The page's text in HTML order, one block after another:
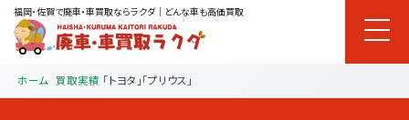
福岡・佐賀で廃車・車買取ならラクダ｜どんな車も高価買取
ホーム 買取実績 「トヨタ」「プリウス」